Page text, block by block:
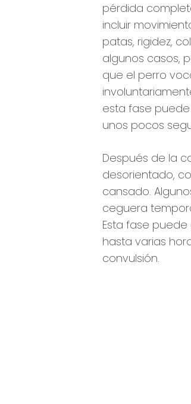
pérdida
incluir
patas, rigidez,
algunos casos,
que el perro
esta fase
unos pocos
Después de la
desorientado,
cansado.
ceguera
Esta fase
hasta varias
convulsión.